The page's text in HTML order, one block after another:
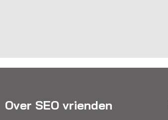
Over SEO vrienden